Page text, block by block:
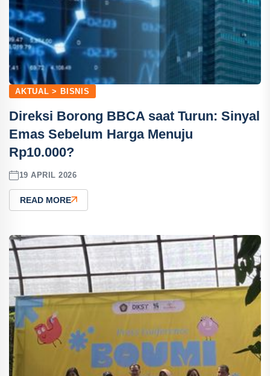
AKTUAL > BISNIS
Direksi Borong BBCA saat Turun: Sinyal
Emas Sebelum Harga Menuju
Rp10.000?
19 APRIL 2026
READ MORE